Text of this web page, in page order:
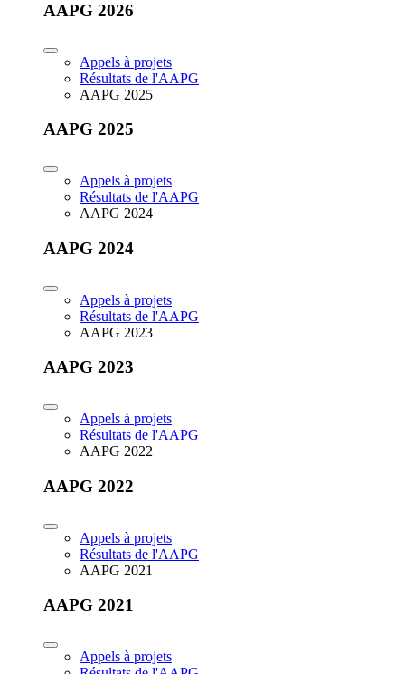
AAPG 2026
Appels à projets
Résultats de l'AAPG
AAPG 2025
AAPG 2025
Appels à projets
Résultats de l'AAPG
AAPG 2024
AAPG 2024
Appels à projets
Résultats de l'AAPG
AAPG 2023
AAPG 2023
Appels à projets
Résultats de l'AAPG
AAPG 2022
AAPG 2022
Appels à projets
Résultats de l'AAPG
AAPG 2021
AAPG 2021
Appels à projets